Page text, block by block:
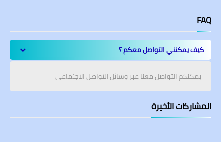
FAQ
كيف يمكنني التواصل معكم ؟
يمكنكم التواصل معنا عبر وسائل التواصل الاجتماعي
المشاركات الأخيرة